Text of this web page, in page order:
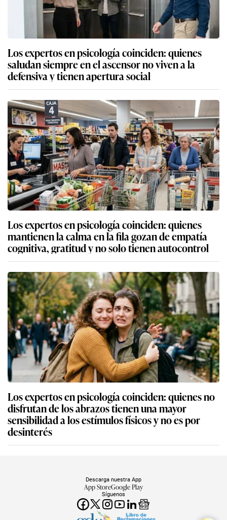
Los expertos en psicología coinciden: quienes
saludan siempre en el ascensor no viven a la
defensiva y tienen apertura social
Los expertos en psicología coinciden: quienes
mantienen la calma en la fila gozan de empatía
cognitiva, gratitud y no solo tienen autocontrol
Los expertos en psicología coinciden: quienes no
disfrutan de los abrazos tienen una mayor
sensibilidad a los estímulos físicos y no es por
desinterés
Síguenos
Descarga nuestra App
App StoreGoogle Play